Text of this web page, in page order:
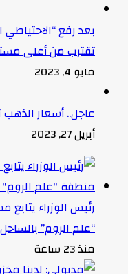
بعد رفع “الاحتياطي
تقترب من أعلى
مايو 4, 2023
عاجل.. أسعار الذهب تتجاوز ال
أبريل 27, 2023
رئيس الوزراء
“علم الروم”
منذ 23 ساعة